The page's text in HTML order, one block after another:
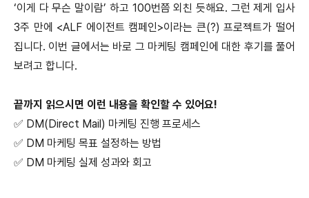
‘이게 다 무슨 말이람’ 하고 100번쯤 외친 듯해요. 그런 제게 입사
3주 만에 <ALF 에이전트 캠페인>이라는 큰(?) 프로젝트가 떨어
집니다. 이번 글에서는 바로 그 마케팅 캠페인에 대한 후기를 풀어
보려고 합니다.
끝까지 읽으시면 이런 내용을 확인할 수 있어요!
✅ DM(Direct Mail) 마케팅 진행 프로세스
✅ DM 마케팅 목표 설정하는 방법
✅ DM 마케팅 실제 성과와 회고